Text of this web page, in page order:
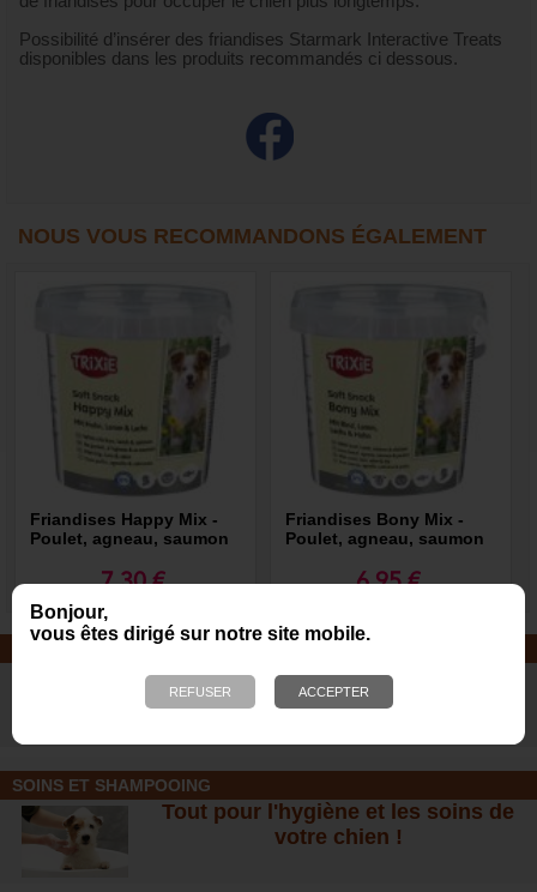
Bonjour,
vous êtes dirigé sur notre site mobile.
Possibilité d’insérer des friandises Starmark Interactive Treats
disponibles dans les produits recommandés ci dessous.
NOUS VOUS RECOMMANDONS ÉGALEMENT
Friandises Happy Mix -
Poulet, agneau, saumon
7,30 €
Friandises Bony Mix -
Poulet, agneau, saumon
6,95 €
JOUETS EN CORDE
De nombreuses nouveautés pour
des heures de jeux avec votre chien
SOINS ET SHAMPOOING
Tout pour l'hygiène et les soins de
votre chien !